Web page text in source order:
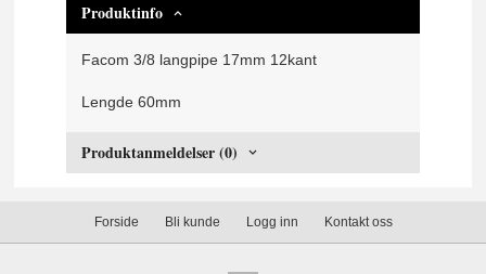
Produktinfo
Facom 3/8 langpipe 17mm 12kant
Lengde 60mm
Produktanmeldelser (0)
Forside Bli kunde Logg inn Kontakt oss